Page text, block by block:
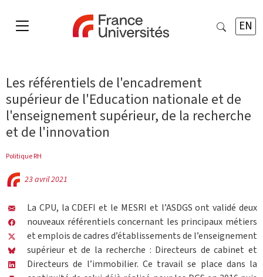
EN
Les référentiels de l'encadrement
supérieur de l'Education nationale et de
l'enseignement supérieur, de la recherche
et de l'innovation
Politique RH
23 avril 2021
La CPU, la CDEFI et le MESRI et l’ASDGS ont validé deux
nouveaux référentiels concernant les principaux métiers
et emplois de cadres d’établissements de l’enseignement
supérieur et de la recherche : Directeurs de cabinet et
Directeurs de l’immobilier. Ce travail se place dans la